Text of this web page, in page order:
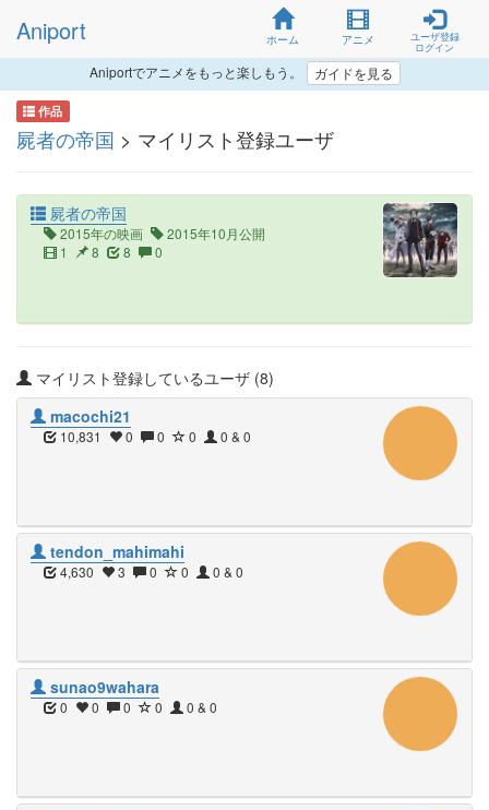
Aniport ホーム アニメ
ユーザ登録
ログイン
Aniportでアニメをもっと楽しもう。 ガイドを見る
作品
屍者の帝国 > マイリスト登録ユーザ
屍者の帝国
2015年の映画
2015年10月公開
1
8 8 0
マイリスト登録しているユーザ (8)
macochi21
10,831 0 0 0 0 & 0
tendon_mahimahi
4,630 3 0 0 0 & 0
sunao9wahara
0 0 0 0 0 & 0